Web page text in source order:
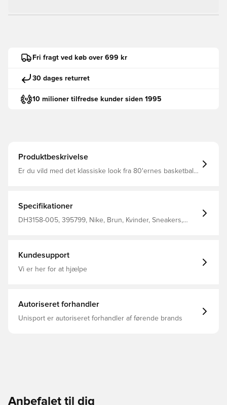
Fri fragt ved køb over 699 kr
30 dages returret
10 milioner tilfredse kunder siden 1995
Produktbeskrivelse
Er du vild med det klassiske look fra 80'ernes basketball,
har en frisk overdel og syede stafferinger, der er
inspireret af dagene med hook-shot-look og
tubestrømper. Den polstrede krave og gummiydersålen
Specifikationer
DH3158-005, 395799, Nike, Brun, Kvinder, Sneakers,
Kundesupport
Vi er her for at hjælpe
Autoriseret forhandler
Unisport er autoriseret forhandler af førende brands
Anbefalet til dig